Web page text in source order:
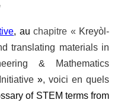
, au chapitre « Kreyòl-
translating materials in
& Mathematics
», voici en quels
of STEM terms from